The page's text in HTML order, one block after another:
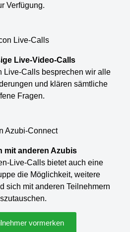
Verfügung.
Live-Video-Calls
Live-Calls besprechen wir alle
und klären sämtliche
Fragen.
mit anderen Azubis
Live-Calls bietet auch eine
die Möglichkeit, weitere
sich mit anderen Teilnehmern
vormerken